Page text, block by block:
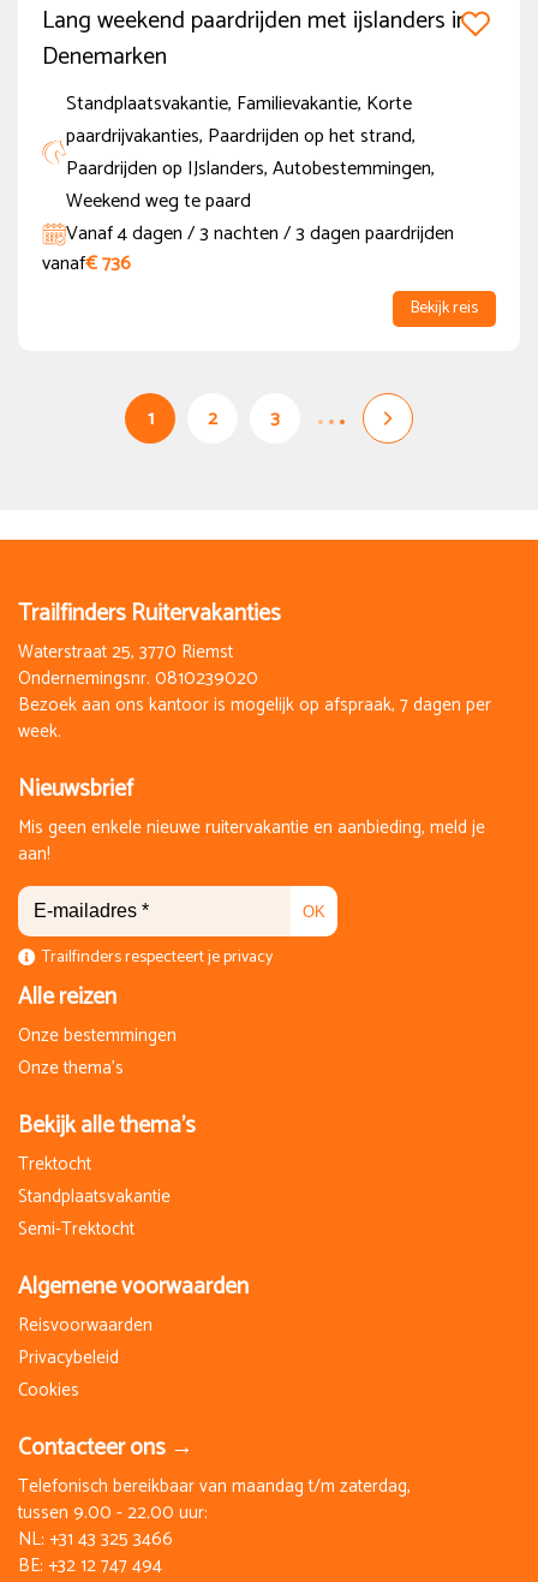
Lang weekend paardrijden met ijslanders in
Denemarken
Standplaatsvakantie, Familievakantie, Korte
paardrijvakanties, Paardrijden op het strand,
Paardrijden op IJslanders, Autobestemmingen,
Weekend weg te paard
Vanaf 4 dagen / 3 nachten / 3 dagen paardrijden
vanaf€ 736
Bekijk reis
1 2 3
Trailfinders Ruitervakanties
Waterstraat 25, 3770 Riemst
Ondernemingsnr. 0810239020
Bezoek aan ons kantoor is mogelijk op afspraak, 7 dagen per
week.
Nieuwsbrief
Mis geen enkele nieuwe ruitervakantie en aanbieding, meld je
aan!
OK
Trailfinders respecteert je privacy
Alle reizen
Onze bestemmingen
Onze thema's
Bekijk alle thema's
Trektocht
Standplaatsvakantie
Semi-Trektocht
Algemene voorwaarden
Reisvoorwaarden
Privacybeleid
Cookies
Contacteer ons →
Telefonisch bereikbaar van maandag t/m zaterdag,
tussen 9.00 - 22.00 uur:
NL: +31 43 325 3466
BE: +32 12 747 494